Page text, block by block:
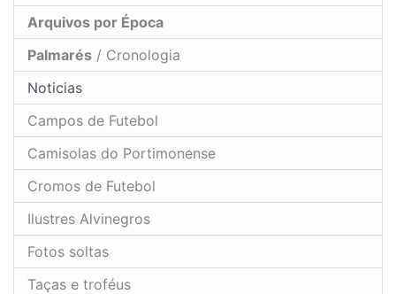
Arquivos por Época
Palmarés / Cronologia
Noticias
Campos de Futebol
Camisolas do Portimonense
Cromos de Futebol
Ilustres Alvinegros
Fotos soltas
Taças e troféus